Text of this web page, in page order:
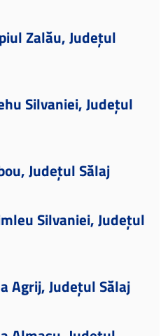
Zalău, Județul
Silvaniei, Județul
Județul Sălaj
Silvaniei, Județul
Agrij, Județul Sălaj